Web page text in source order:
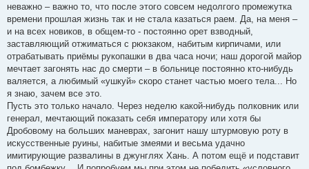
неважно – важно то, что после этого совсем недолгого промежутка
времени прошлая жизнь так и не стала казаться раем. Да, на меня –
и на всех новиков, в общем-то - постоянно орет взводный,
заставляющий отжиматься с рюкзаком, набитым кирпичами, или
отрабатывать приёмы рукопашки в два часа ночи; наш дорогой майор
мечтает загонять нас до смерти – в больнице постоянно кто-нибудь
валяется, а любимый «ушкуй» скоро станет частью моего тела... Но
я знаю, зачем все это.
Пусть это только начало. Через неделю какой-нибудь полковник или
генерал, мечтающий показать себя императору или хотя бы
Дробовому на больших маневрах, загонит нашу штурмовую роту в
искусственные руины, набитые змеями и весьма удачно
имитирующие развалины в джунглях Хань. А потом ещё и подставит